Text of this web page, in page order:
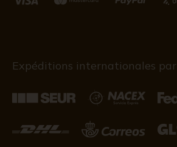
Expéditions internationales par